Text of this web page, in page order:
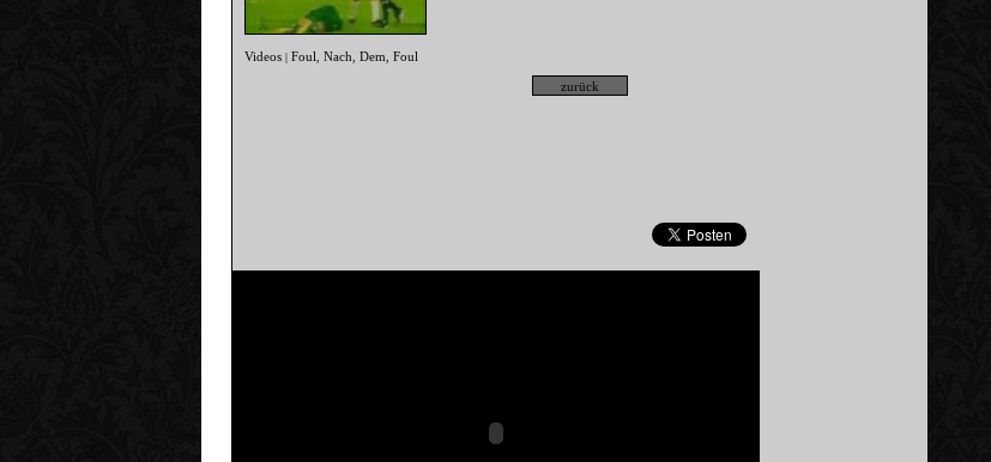
Videos |Foul ,Nach ,Dem ,Foul